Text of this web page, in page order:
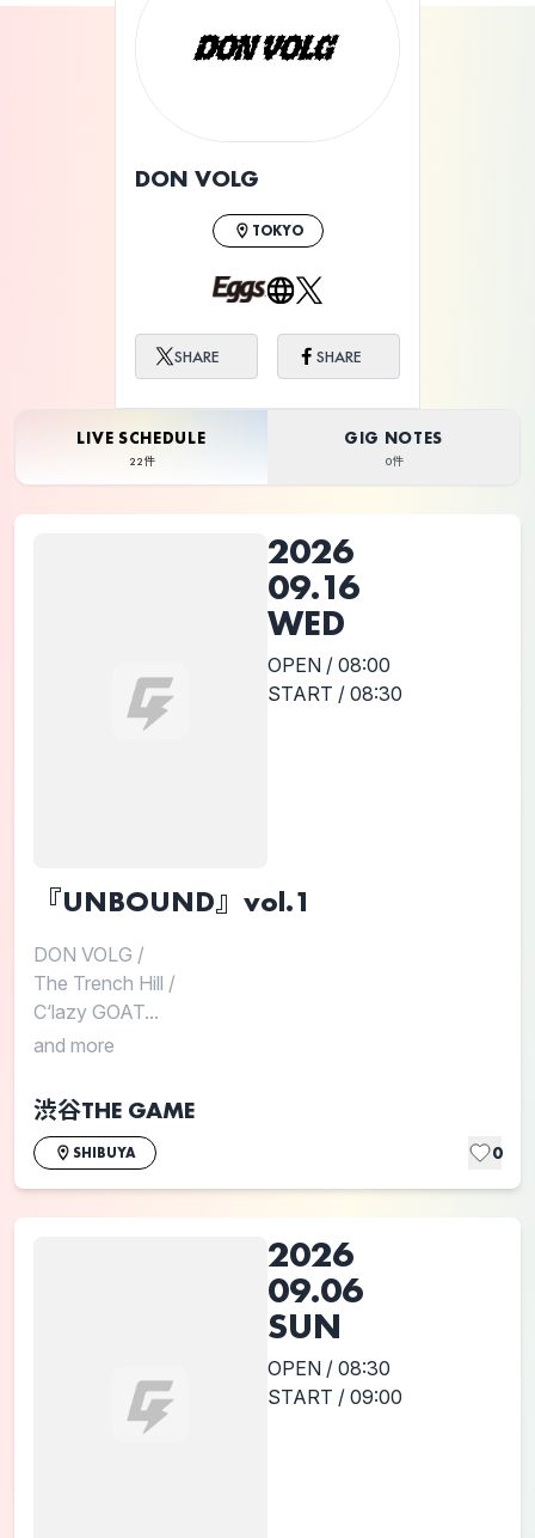
ライブ体験をもっと楽しく、もっと便利
DON VOLG
TOKYO
SHARE SHARE
LIVE SCHEDULE
22件
GIG NOTES
0件
2026
09.16
WED
OPEN / 08:00
START / 08:30
『UNBOUND』vol.1
DON VOLG /
The Trench Hill /
C‘lazy GOAT...
and more
渋谷THE GAME
SHIBUYA 0
2026
09.06
SUN
OPEN / 08:30
START / 09:00